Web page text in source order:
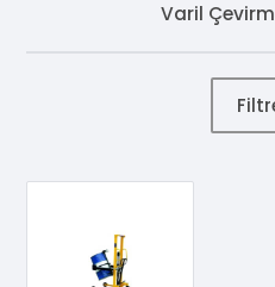
Varil